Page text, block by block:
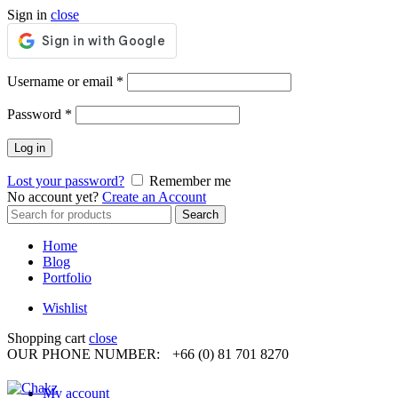
Sign in close
Username or email *
Password *
Log in
Lost your password?
Remember me
No account yet? Create an Account
Search
for:
Search
Home
Blog
Portfolio
Wishlist
Shopping cart close
OUR PHONE NUMBER:
+66 (0) 81 701 8270
My account